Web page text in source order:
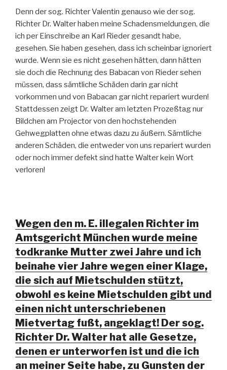
Denn der sog. Richter Valentin genauso wie der sog.
Richter Dr. Walter haben meine Schadensmeldungen, die
ich per Einschreibe an Karl Rieder gesandt habe,
gesehen. Sie haben gesehen, dass ich scheinbar ignoriert
wurde. Wenn sie es nicht gesehen hätten, dann hätten
sie doch die Rechnung des Babacan von Rieder sehen
müssen, dass sämtliche Schäden darin gar nicht
vorkommen und von Babacan gar nicht repariert wurden!
Stattdessen zeigt Dr. Walter am letzten Prozeßtag nur
Bildchen am Projector von den hochstehenden
Gehwegplatten ohne etwas dazu zu äußern. Sämtliche
anderen Schäden, die entweder von uns repariert wurden
oder noch immer defekt sind hatte Walter kein Wort
verloren!
Wegen den m. E. illegalen Richter im
Amtsgericht München wurde meine
todkranke Mutter zwei Jahre und ich
beinahe vier Jahre wegen einer Klage,
die sich auf Mietschulden stützt,
obwohl es keine Mietschulden gibt und
einen nicht unterschriebenen
Mietvertag fußt, angeklagt! Der sog.
Richter Dr. Walter hat alle Gesetze,
denen er unterworfen ist und die ich
an meiner Seite habe, zu Gunsten der